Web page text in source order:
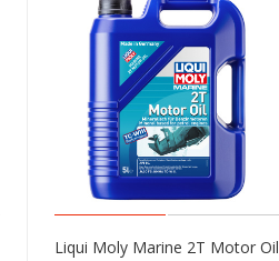
Liqui Moly Marine 2T Motor Oil